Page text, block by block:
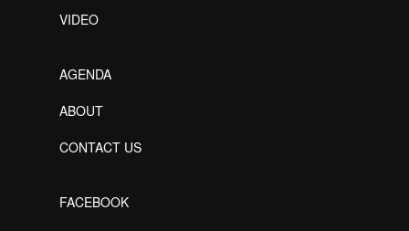
VIDEO
AGENDA
ABOUT
CONTACT US
FACEBOOK